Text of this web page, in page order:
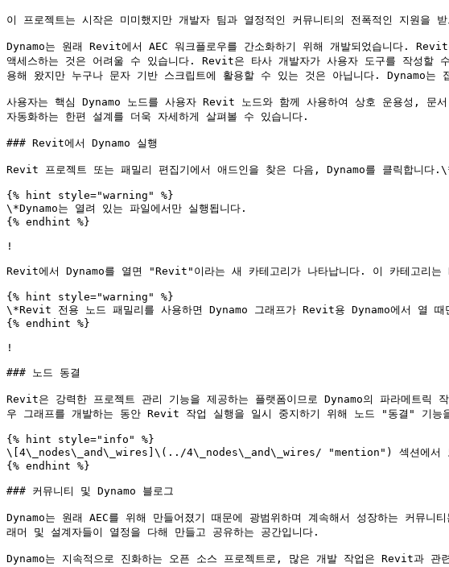
이 프로젝트는 시작은 미미했지만 개발자 팀과 열정적인 커뮤니티의 전폭적인 지원을
Dynamo는 원래 Revit에서 AEC 워크플로우를 간소화하기 위해 개발되었습니다.
액세스하는 것은 어려울 수 있습니다. Revit은 타사 개발자가 사용자 도구를 작성할
용해 왔지만 누구나 문자 기반 스크립트에 활용할 수 있는 것은 아닙니다. Dynamo
사용자는 핵심 Dynamo 노드를 사용자 Revit 노드와 함께 사용하여 상호 운용성, 문
자동화하는 한편 설계를 더욱 자세하게 살펴볼 수 있습니다.
### Revit에서 Dynamo 실행
Revit 프로젝트 또는 패밀리 편집기에서 애드인을 찾은 다음, Dynamo를 클릭합니다
{% hint style="warning" %}
\*Dynamo는 열려 있는 파일에서만 실행됩니다.
{% endhint %}
!
Revit에서 Dynamo를 열면 "Revit"이라는 새 카테고리가 나타납니다. 이 카테고리
{% hint style="warning" %}
\*Revit 전용 노드 패밀리를 사용하면 Dynamo 그래프가 Revit용 Dynamo에서 열
{% endhint %}
!
### 노드 동결
Revit은 강력한 프로젝트 관리 기능을 제공하는 플랫폼이므로 Dynamo의 파라메트
우 그래프를 개발하는 동안 Revit 작업 실행을 일시 중지하기 위해 노드 "동결" 기능
{% hint style="info" %}
\[4\_nodes\_and\_wires]\(../4\_nodes\_and\_wires/ "mention") 섹션에서 노
{% endhint %}
### 커뮤니티 및 Dynamo 블로그
Dynamo는 원래 AEC를 위해 만들어졌기 때문에 광범위하며 계속해서 성장하는 커뮤
래머 및 설계자들이 열정을 다해 만들고 공유하는 공간입니다.
Dynamo는 지속적으로 진화하는 오픈 소스 프로젝트로, 많은 개발 작업은 Revit과